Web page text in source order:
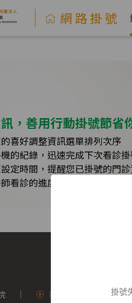
網路掛號
，善用行動掛號節省
喜好調整資訊選單排列次序
的紀錄，迅速完成下次看診
定時間，提醒您已掛號的門
看診的進度，隨時掌握您的行
我要看哪一科
掛號